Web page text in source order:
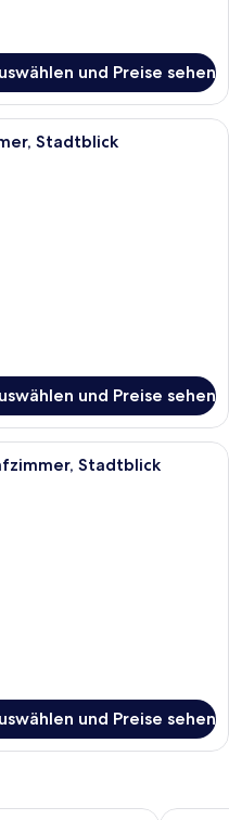
und Preise sehen
Wohnzimmer mit einer Couch,
Stadtblick
und Preise sehen
aus ägyptischer
Stadtblick
und Preise sehen